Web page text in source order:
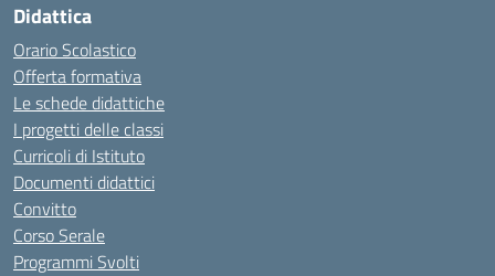
Didattica
Orario Scolastico
Offerta formativa
Le schede didattiche
I progetti delle classi
Curricoli di Istituto
Documenti didattici
Convitto
Corso Serale
Programmi Svolti